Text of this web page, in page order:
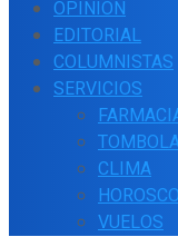
OPINIÓN
EDITORIAL
COLUMNISTAS
SERVICIOS
CLIMA
VUELOS